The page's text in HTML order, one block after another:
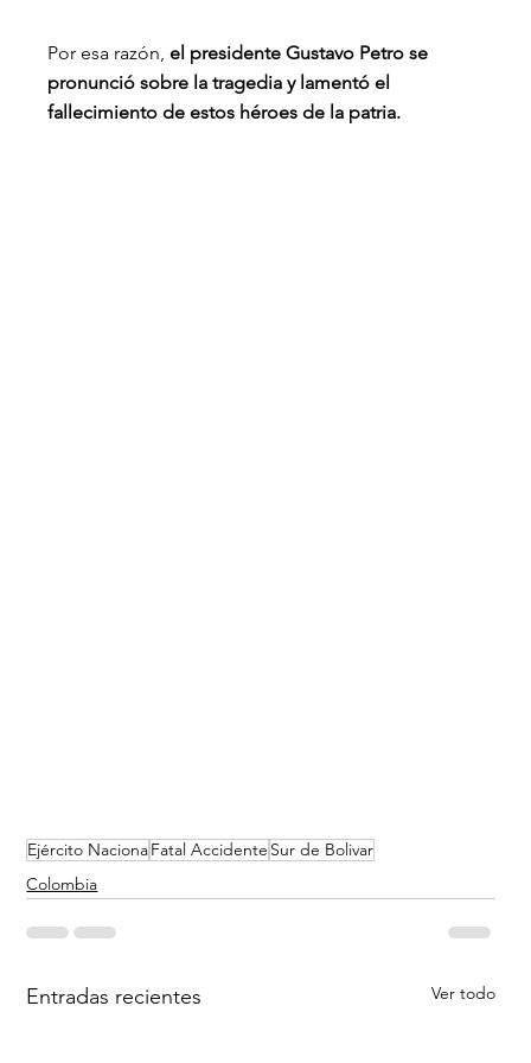
Por esa razón, el presidente Gustavo Petro se
pronunció sobre la tragedia y lamentó el
fallecimiento de estos héroes de la patria.
Ejército NacionaFatal Accidente Sur de Bolivar
Colombia
Entradas recientes Ver todo